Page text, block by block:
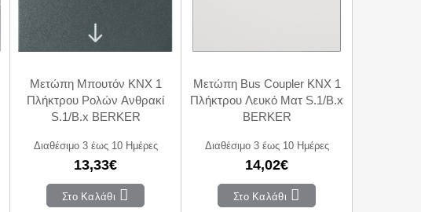
Μετώπη Μπουτόν KNX 1
Πλήκτρου Ρολών Ανθρακί
S.1/B.x BERKER
Διαθέσιμο 3 έως 10 Ημέρες
13,33€
Στο Καλάθι
Μετώπη Bus Coupler KNX 1
Πλήκτρου Λευκό Ματ S.1/B.x
BERKER
Διαθέσιμο 3 έως 10 Ημέρες
14,02€
Στο Καλάθι